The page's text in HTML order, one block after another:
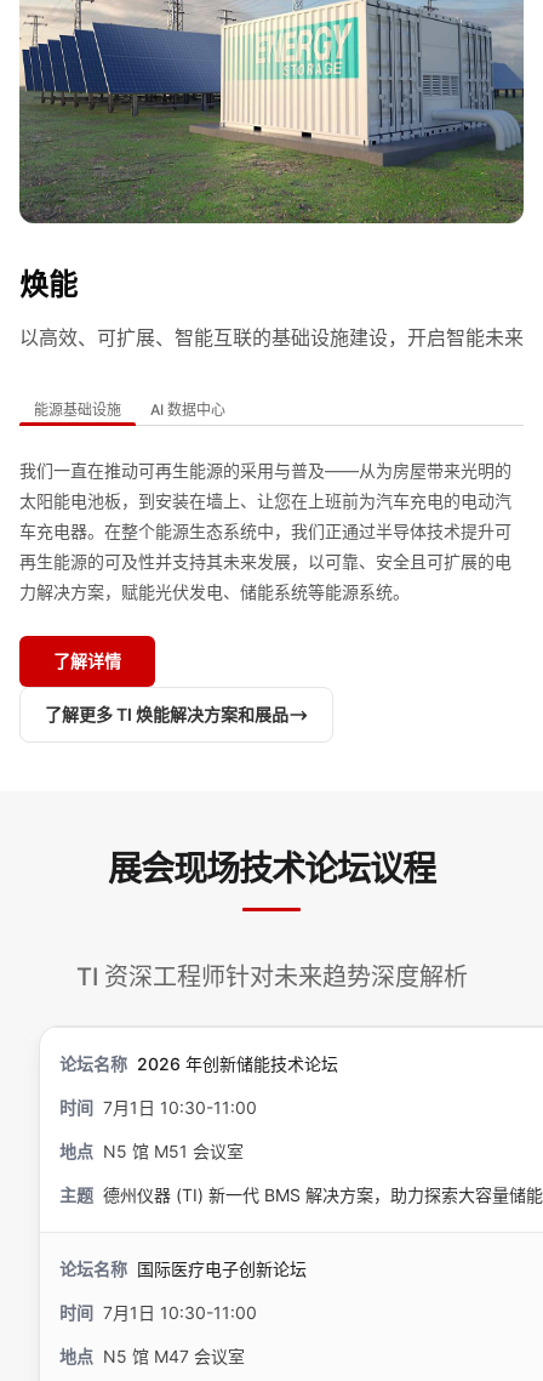
焕能
以高效、可扩展、智能互联的基础设施建设，开启智能未来
能源基础设施 AI 数据中心
我们一直在推动可再生能源的采用与普及——从为房屋带来光明的
太阳能电池板，到安装在墙上、让您在上班前为汽车充电的电动汽
车充电器。在整个能源生态系统中，我们正通过半导体技术提升可
再生能源的可及性并支持其未来发展，以可靠、安全且可扩展的电
力解决方案，赋能光伏发电、储能系统等能源系统。
了解详情
了解更多 TI 焕能解决方案和展品
展会现场技术论坛议程
TI 资深工程师针对未来趋势深度解析
2026 年创新储能技术论坛
7月1日 10:30-11:00
N5 馆 M51 会议室
德州仪器 (TI) 新一代 BMS 解决方案，助力探索大容量储
国际医疗电子创新论坛
7月1日 10:30-11:00
N5 馆 M47 会议室